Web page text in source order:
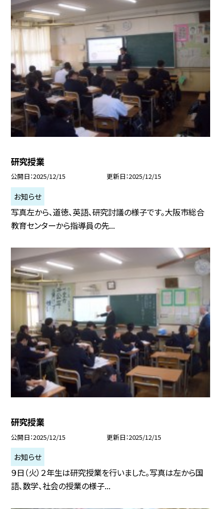
研究授業
公開日 2025/12/15 更新日 2025/12/15
お知らせ
写真左から、道徳、英語、研究討議の様子です。大阪市総合
教育センターから指導員の先...
研究授業
公開日 2025/12/15 更新日 2025/12/15
お知らせ
９日（火）２年生は研究授業を行いました。写真は左から国
語、数学、社会の授業の様子...